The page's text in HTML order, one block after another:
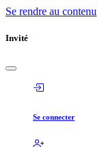
Se rendre au contenu
Invité
Se connecter